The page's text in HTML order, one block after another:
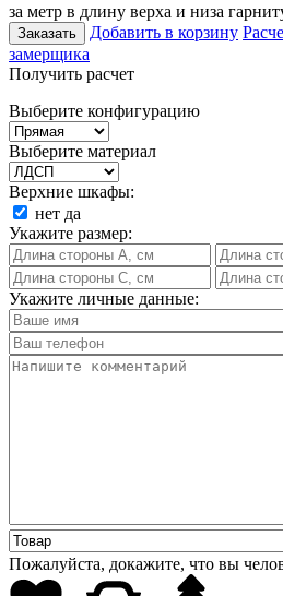
за метр в длину верха и низа
Заказать Добавить в корзину
замерщика
Получить расчет
Выберите конфигурацию
Выберите материал
Верхние шкафы:
нет да
Укажите размер:
Укажите личные данные:
Пожалуйста, докажите, что вы